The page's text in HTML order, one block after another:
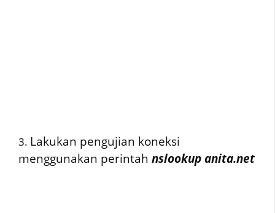
3. Lakukan pengujian koneksi
menggunakan perintah nslookup anita.net